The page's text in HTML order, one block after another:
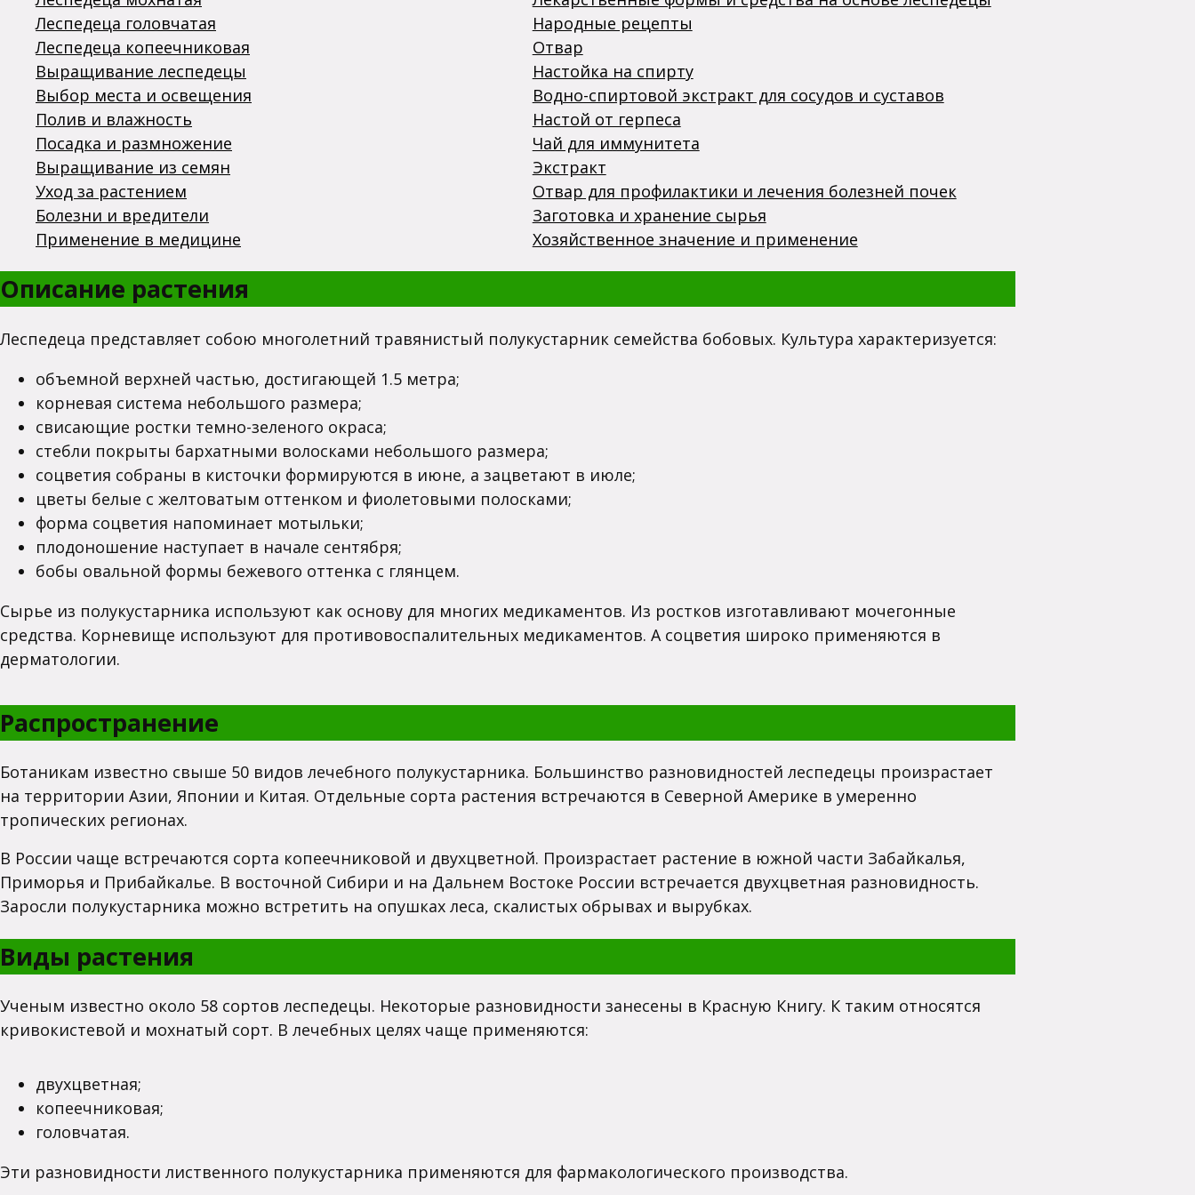
Леспедеца головчатая
Леспедеца копеечниковая
Выращивание леспедецы
Выбор места и освещения
Полив и влажность
Посадка и размножение
Выращивание из семян
Уход за растением
Болезни и вредители
Применение в медицине
Народные рецепты
Отвар
Настойка на спирту
Водно-спиртовой экстракт для сосудов и суставов
Настой от герпеса
Чай для иммунитета
Экстракт
Отвар для профилактики и лечения болезней почек
Заготовка и хранение сырья
Хозяйственное значение и применение
Описание растения
Леспедеца представляет собою многолетний травянистый полукустарник семейства бобовых. Культура характеризуется:
объемной верхней частью, достигающей 1.5 метра;
корневая система небольшого размера;
свисающие ростки темно-зеленого окраса;
стебли покрыты бархатными волосками небольшого размера;
соцветия собраны в кисточки формируются в июне, а зацветают в июле;
цветы белые с желтоватым оттенком и фиолетовыми полосками;
форма соцветия напоминает мотыльки;
плодоношение наступает в начале сентября;
бобы овальной формы бежевого оттенка с глянцем.
Сырье из полукустарника используют как основу для многих медикаментов. Из ростков изготавливают мочегонные
средства. Корневище используют для противовоспалительных медикаментов. А соцветия широко применяются в
дерматологии.
Распространение
Ботаникам известно свыше 50 видов лечебного полукустарника. Большинство разновидностей леспедецы произрастает
на территории Азии, Японии и Китая. Отдельные сорта растения встречаются в Северной Америке в умеренно
тропических регионах.
В России чаще встречаются сорта копеечниковой и двухцветной. Произрастает растение в южной части Забайкалья,
Приморья и Прибайкалье. В восточной Сибири и на Дальнем Востоке России встречается двухцветная разновидность.
Заросли полукустарника можно встретить на опушках леса, скалистых обрывах и вырубках.
Виды растения
Ученым известно около 58 сортов леспедецы. Некоторые разновидности занесены в Красную Книгу. К таким относятся
кривокистевой и мохнатый сорт. В лечебных целях чаще применяются:
двухцветная;
копеечниковая;
головчатая.
Эти разновидности лиственного полукустарника применяются для фармакологического производства.